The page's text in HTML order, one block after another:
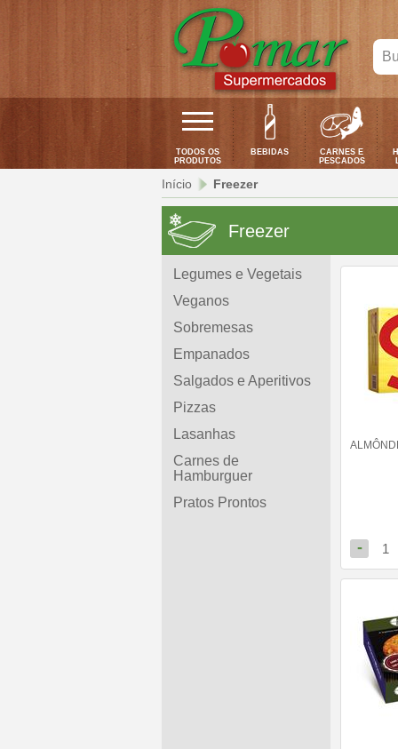
seu
TODOS OS
PRODUTOS
BEBIDAS
CARNES E
PESCADOS
Início Freezer
Freezer
Legumes e Vegetais
Veganos
Sobremesas
Empanados
Salgados e Aperitivos
Pizzas
Lasanhas
Carnes de
Hamburguer
Pratos Prontos
- 1